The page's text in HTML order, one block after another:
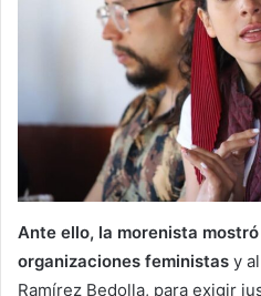
Ante ello, la morenista
organizaciones feministas y
Ramírez Bedolla, para exigir